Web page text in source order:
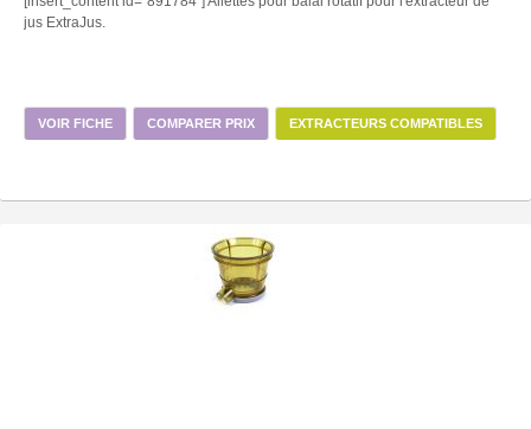
jus ExtraJus.
VOIR FICHE COMPARER PRIX EXTRACTEURS COMPATIBLES